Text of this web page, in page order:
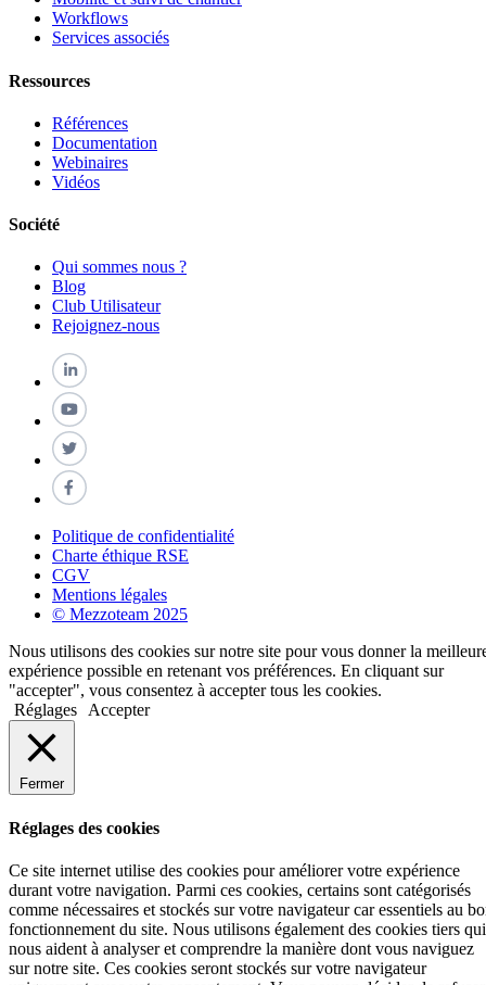
Workflows
Services associés
Ressources
Références
Documentation
Webinaires
Vidéos
Société
Qui sommes nous ?
Blog
Club Utilisateur
Rejoignez-nous
Politique de confidentialité
Charte éthique RSE
CGV
Mentions légales
© Mezzoteam 2025
Nous utilisons des cookies sur notre site pour vous donner la
expérience possible en retenant vos préférences. En cliquant sur
"accepter", vous consentez à accepter tous les cookies.
Réglages Accepter
Fermer
Réglages des cookies
Ce site internet utilise des cookies pour améliorer votre expérience
durant votre navigation. Parmi ces cookies, certains sont catégorisés
comme nécessaires et stockés sur votre navigateur car essentiels au
fonctionnement du site. Nous utilisons également des cookies tiers qui
nous aident à analyser et comprendre la manière dont vous naviguez
sur notre site. Ces cookies seront stockés sur votre navigateur